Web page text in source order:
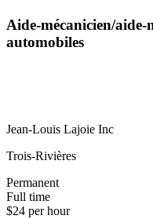
Aide-mécanicien/aide-
automobiles
Jean-Louis Lajoie Inc
Trois-Rivières
Permanent
Full time
$24 per hour